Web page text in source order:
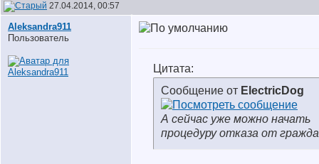
27.04.2014, 00:57
Aleksandra911
Пользователь
Цитата:
Сообщение от ElectricDog
А сейчас уже можно начать
процедуру отказа от